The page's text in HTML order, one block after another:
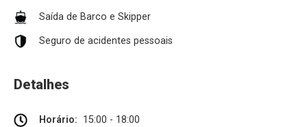
Saída de Barco e Skipper
Seguro de acidentes pessoais
Detalhes
Horário: 15:00 - 18:00